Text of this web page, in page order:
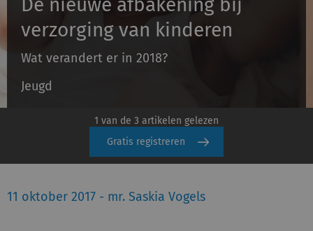
verzorging van kinderen
Wat verandert er in 2018?
Jeugd
1 van de 3 artikelen gelezen
Gratis registreren
11 oktober 2017 - mr. Saskia Vogels